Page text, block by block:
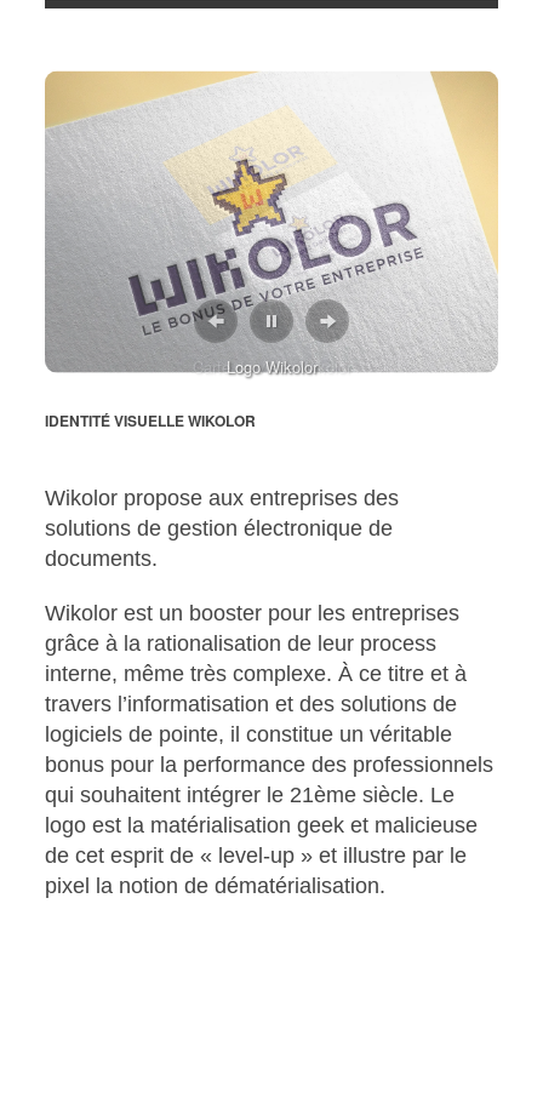
Logo Wikolor
Carte de visite Wikolor
IDENTITÉ VISUELLE WIKOLOR
Wikolor propose aux entreprises des
solutions de gestion électronique de
documents.
Wikolor est un booster pour les entreprises
grâce à la rationalisation de leur process
interne, même très complexe. À ce titre et à
travers l’informatisation et des solutions de
logiciels de pointe, il constitue un véritable
bonus pour la performance des professionnels
qui souhaitent intégrer le 21ème siècle. Le
logo est la matérialisation geek et malicieuse
de cet esprit de « level-up » et illustre par le
pixel la notion de dématérialisation.